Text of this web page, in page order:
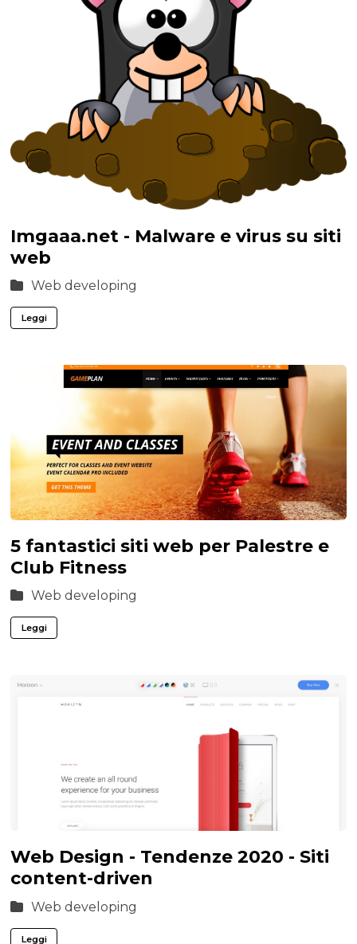
Imgaaa.net - Malware e virus su siti
web
Web developing
Leggi
5 fantastici siti web per Palestre e
Club Fitness
Web developing
Leggi
Web Design - Tendenze 2020 - Siti
content-driven
Web developing
Leggi